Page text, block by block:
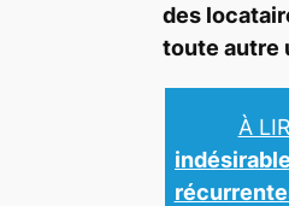
des
toute autre
À